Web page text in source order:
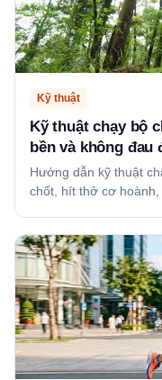
Kỹ thuật
Kỹ thuật chạy bộ
bền và không đau
Hướng dẫn kỹ thuật
chốt, hít thở cơ